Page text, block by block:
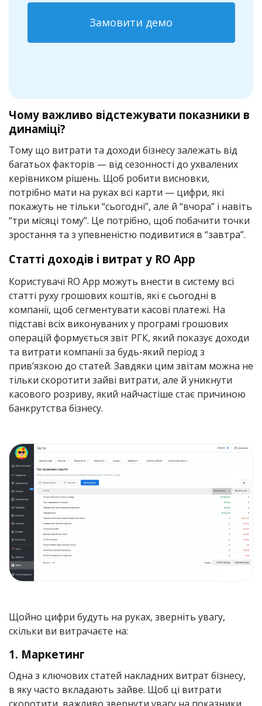
Замовити демо
Чому важливо відстежувати показники в
динаміці?
Тому що витрати та доходи бізнесу залежать від
багатьох факторів — від сезонності до ухвалених
керівником рішень. Щоб робити висновки,
потрібно мати на руках всі карти — цифри, які
покажуть не тільки “сьогодні”, але й “вчора” і навіть
“три місяці тому”. Це потрібно, щоб побачити точки
зростання та з упевненістю подивитися в “завтра”.
Статті доходів і витрат у RO App
Користувачі RO App можуть внести в систему всі
статті руху грошових коштів, які є сьогодні в
компанії, щоб сегментувати касові платежі. На
підставі всіх виконуваних у програмі грошових
операцій формується звіт РГК, який показує доходи
та витрати компанії за будь-який період з
прив’язкою до статей. Завдяки цим звітам можна не
тільки скоротити зайві витрати, але й уникнути
касового розриву, який найчастіше стає причиною
банкрутства бізнесу.
Щойно цифри будуть на руках, зверніть увагу,
скільки ви витрачаєте на:
1. Маркетинг
Одна з ключових статей накладних витрат бізнесу,
в яку часто вкладають зайве. Щоб ці витрати